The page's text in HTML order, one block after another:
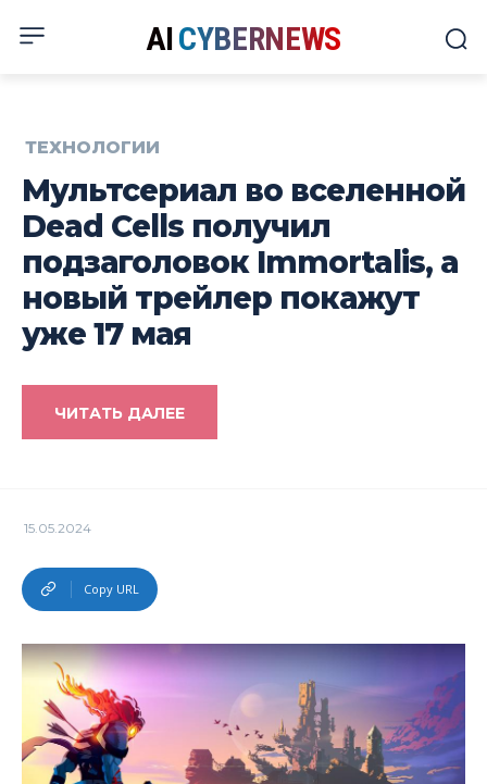
AICYBERNEWS
ТЕХНОЛОГИИ
Мультсериал во вселенной
Dead Cells получил
подзаголовок Immortalis, а
новый трейлер покажут
уже 17 мая
ЧИТАТЬ ДАЛЕЕ
15.05.2024
Copy URL